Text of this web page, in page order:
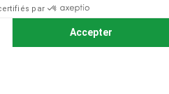
RÉSERVÉS MIEUX VOIR